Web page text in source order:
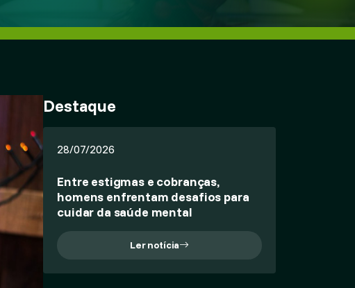
Destaque
28/07/2026
Entre estigmas e cobranças,
homens enfrentam desafios para
cuidar da saúde mental
Ler notícia